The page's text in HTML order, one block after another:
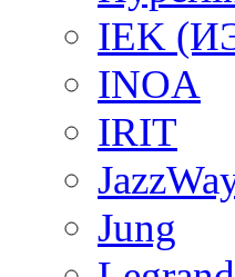
IEK
INOA
IRIT
Jung